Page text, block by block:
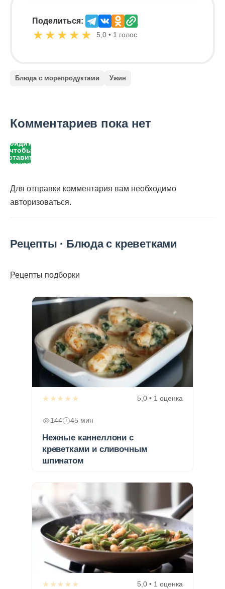
Поделиться:
★ ★ ★ ★ ★ 5,0 • 1 голос
Блюда с морепродуктами Ужин
Комментариев пока нет
Войдите,
чтобы
оставить
Для отправки комментария вам необходимо
авторизоваться.
Рецепты · Блюда с креветками
Рецепты подборки
★★★★★ 5,0 • 1 оценка
144 45 мин
Нежные каннеллони с
креветками и сливочным
шпинатом
★★★★★ 5,0 • 1 оценка